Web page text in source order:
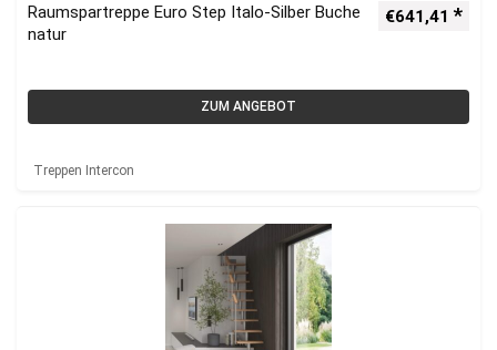
Raumspartreppe Euro Step Italo-Silber Buche
natur
€641,41
ZUM ANGEBOT
Treppen Intercon